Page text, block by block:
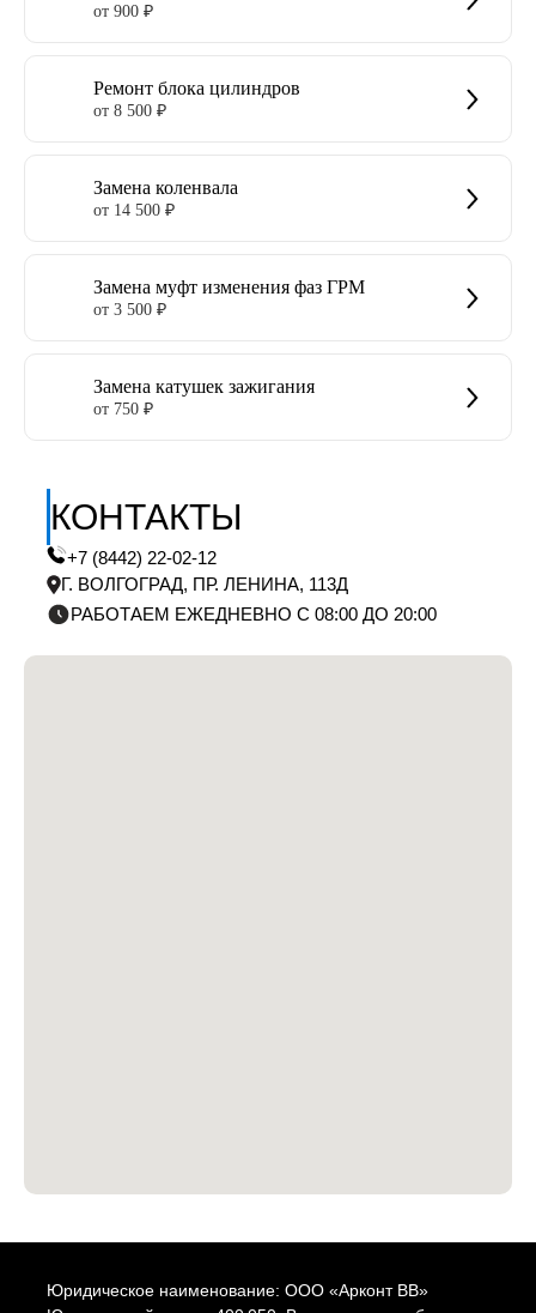
от 900 ₽
Ремонт блока цилиндров
от 8 500 ₽
Замена коленвала
от 14 500 ₽
Замена муфт изменения фаз ГРМ
от 3 500 ₽
Замена катушек зажигания
от 750 ₽
КОНТАКТЫ
+7 (8442) 22-02-12
Г. ВОЛГОГРАД, ПР. ЛЕНИНА, 113Д
РАБОТАЕМ ЕЖЕДНЕВНО С 08:00 ДО 20:00
Юридическое наименование: ООО «Арконт ВВ»